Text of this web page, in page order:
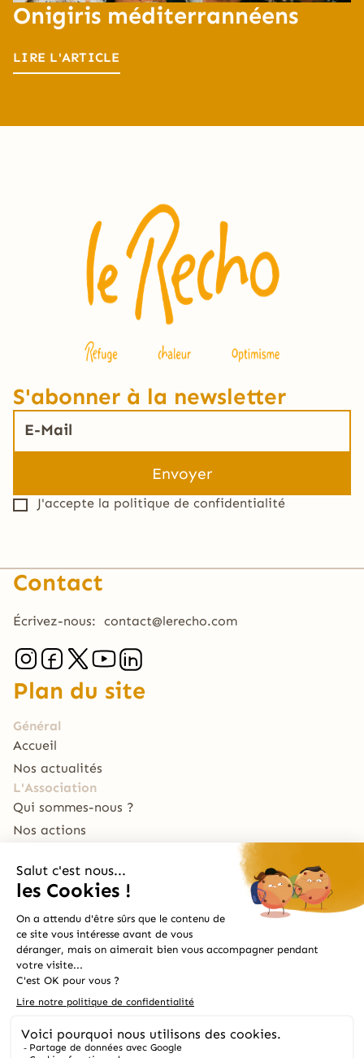
Onigiris méditerrannéens
LIRE L'ARTICLE
S'abonner à la newsletter
J'accepte la politique de confidentialité
Contact
Écrivez-nous: contact@lerecho.com
Plan du site
Général
Accueil
Nos actualités
L'Association
Qui sommes-nous ?
Nos actions
Le Traiteur
La Table du RECHO
Le Bal Café par Le RECHO
Mentions Légales